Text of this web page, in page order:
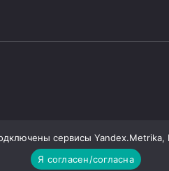
сервисы
Я согласен/согласна